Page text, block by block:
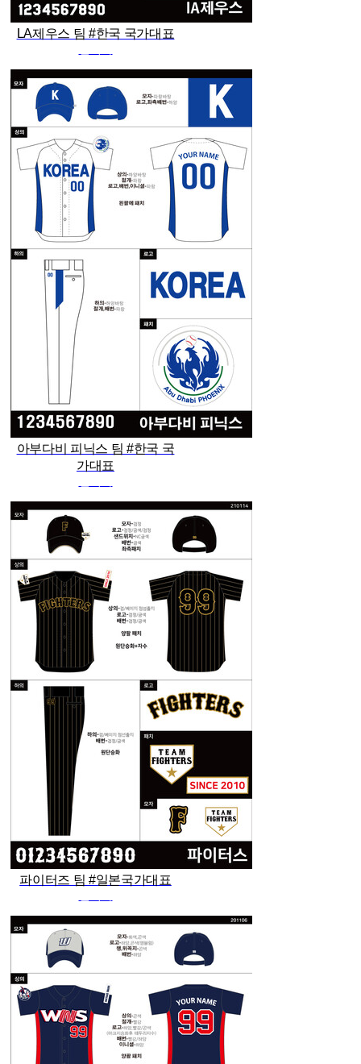
LA제우스 팀 #한국 국가대표
아부다비 피닉스 팀 #한국 국
가대표
파이터즈 팀 #일본국가대표